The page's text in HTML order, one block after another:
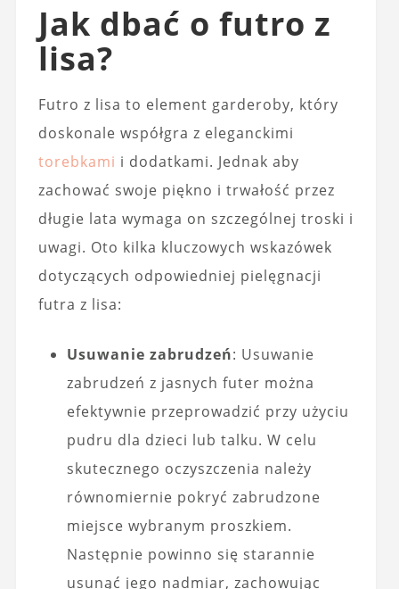
Jak dbać o futro z
lisa?
Futro z lisa to element garderoby, który
doskonale współgra z eleganckimi
torebkami i dodatkami. Jednak aby
zachować swoje piękno i trwałość przez
długie lata wymaga on szczególnej troski i
uwagi. Oto kilka kluczowych wskazówek
dotyczących odpowiedniej pielęgnacji
futra z lisa:
Usuwanie zabrudzeń: Usuwanie
zabrudzeń z jasnych futer można
efektywnie przeprowadzić przy użyciu
pudru dla dzieci lub talku. W celu
skutecznego oczyszczenia należy
równomiernie pokryć zabrudzone
miejsce wybranym proszkiem.
Następnie powinno się starannie
usunąć jego nadmiar, zachowując